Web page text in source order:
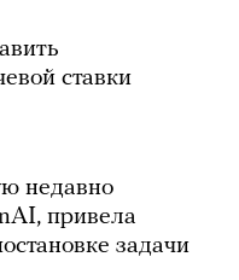
ставки
недавно
привела
задачи